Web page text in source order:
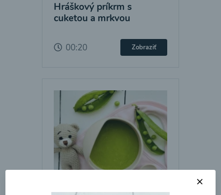
Hráškový príkrm s
cuketou a mrkvou
00:20 Zobraziť